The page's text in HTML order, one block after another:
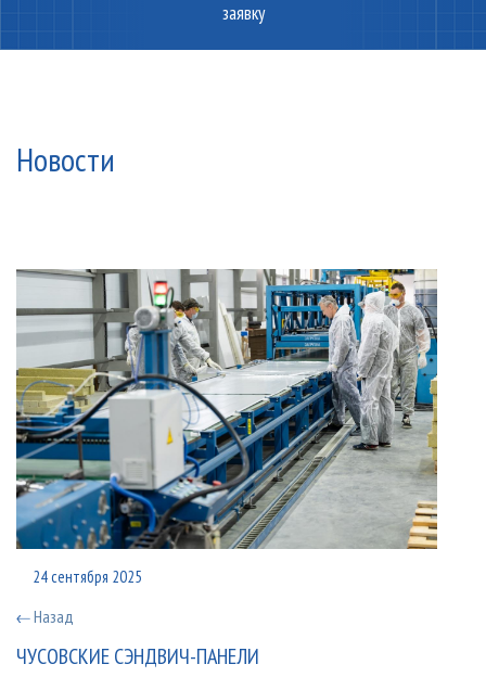
заявку
Новости
24 сентября 2025
Назад
ЧУСОВСКИЕ СЭНДВИЧ-ПАНЕЛИ